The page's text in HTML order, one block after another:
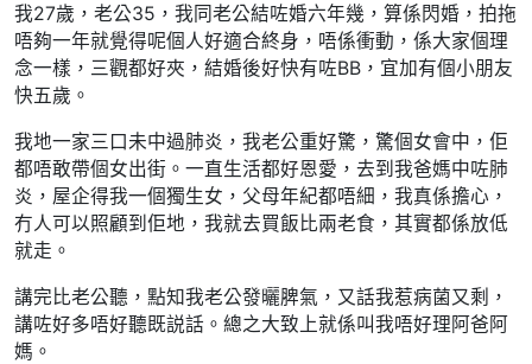
我27歲，老公35，我同老公結咗婚六年幾，算係閃婚，拍拖
唔夠一年就覺得呢個人好適合終身，唔係衝動，係大家個理
念一樣，三觀都好夾，結婚後好快有咗BB，宜加有個小朋友
快五歲。
我地一家三口未中過肺炎，我老公重好驚，驚個女會中，佢
都唔敢帶個女出街。一直生活都好恩愛，去到我爸媽中咗肺
炎，屋企得我一個獨生女，父母年紀都唔細，我真係擔心，
冇人可以照顧到佢地，我就去買飯比兩老食，其實都係放低
就走。
講完比老公聽，點知我老公發曬脾氣，又話我惹病菌又剩，
講咗好多唔好聽既説話。總之大致上就係叫我唔好理阿爸阿
媽。